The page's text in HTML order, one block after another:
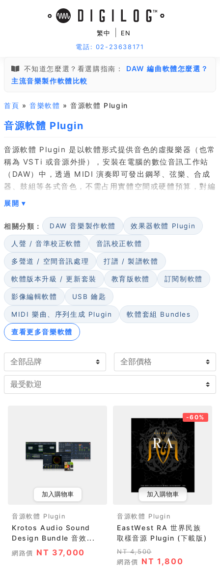
繁中
EN
電話: 02-23638171
不知道怎麼選？看選購指南：
DAW 編曲軟體怎麼選？
主流音樂製作軟體比較
首頁 »音樂軟體 » 音源軟體 Plugin
音源軟體 Plugin
音源軟體 Plugin 是以軟體形式提供音色的虛擬樂器（也常
稱為 VSTi 或音源外掛），安裝在電腦的數位音訊工作站
（DAW）中，透過 MIDI 演奏即可發出鋼琴、弦樂、合成
器、鼓組等各式音色，不需占用實體空間或硬體預算，對編
曲、配樂、錄音與電子音樂製作者是建立音色資料庫最有效
選購時可先確認三件事：與你的 DAW 及作業系統相容（注
意外掛格式如 VST3、AU、AAX 與是否支援 Apple
Silicon）、音色取向是否符合製作風格，以及記憶體與硬
碟空間是否足夠。常見類型分為取樣式與合成式音源。
相關分類： DAW 音樂製作軟體 效果器軟體 Plugin
人聲 / 音準校正軟體 音訊校正軟體
多聲道 / 空間音訊處理 打譜 / 製譜軟體
軟體版本升級 / 更新套裝 教育版軟體 訂閱制軟體
影像編輯軟體 USB 鑰匙
MIDI 樂曲、序列生成 Plugin 軟體套組 Bundles
查看更多音樂軟體
加入購物車
音源軟體 Plugin
Krotos Audio Sound
Design Bundle 音效...
網路價 NT 37,000
-60%
加入購物車
音源軟體 Plugin
EastWest RA 世界民族
取樣音源 Plugin (下載版)
NT 4,500
網路價 NT 1,800